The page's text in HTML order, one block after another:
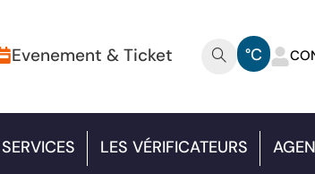
Evenement & Ticket °C
SERVICES LES VÉRIFICATEURS